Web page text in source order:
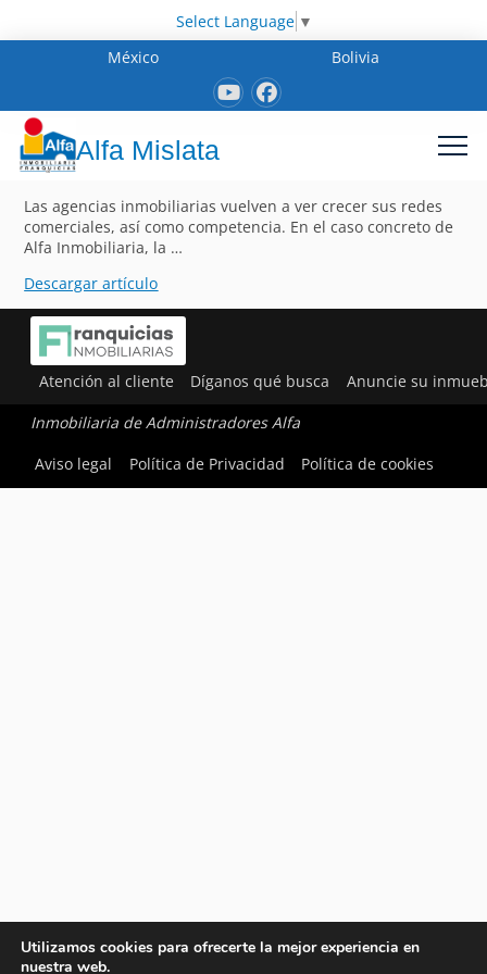
Select Language ▼
México
Bolivia
Alfa Mislata
Las agencias inmobiliarias vuelven a ver crecer sus redes
comerciales, así como competencia. En el caso concreto de
Alfa Inmobiliaria, la …
Descargar artículo
Atención al cliente Díganos qué busca Anuncie su
Inmobiliaria de Administradores Alfa
Aviso legal
Política de Privacidad Política de cookies
Utilizamos cookies para ofrecerte la mejor experiencia en
nuestra web.